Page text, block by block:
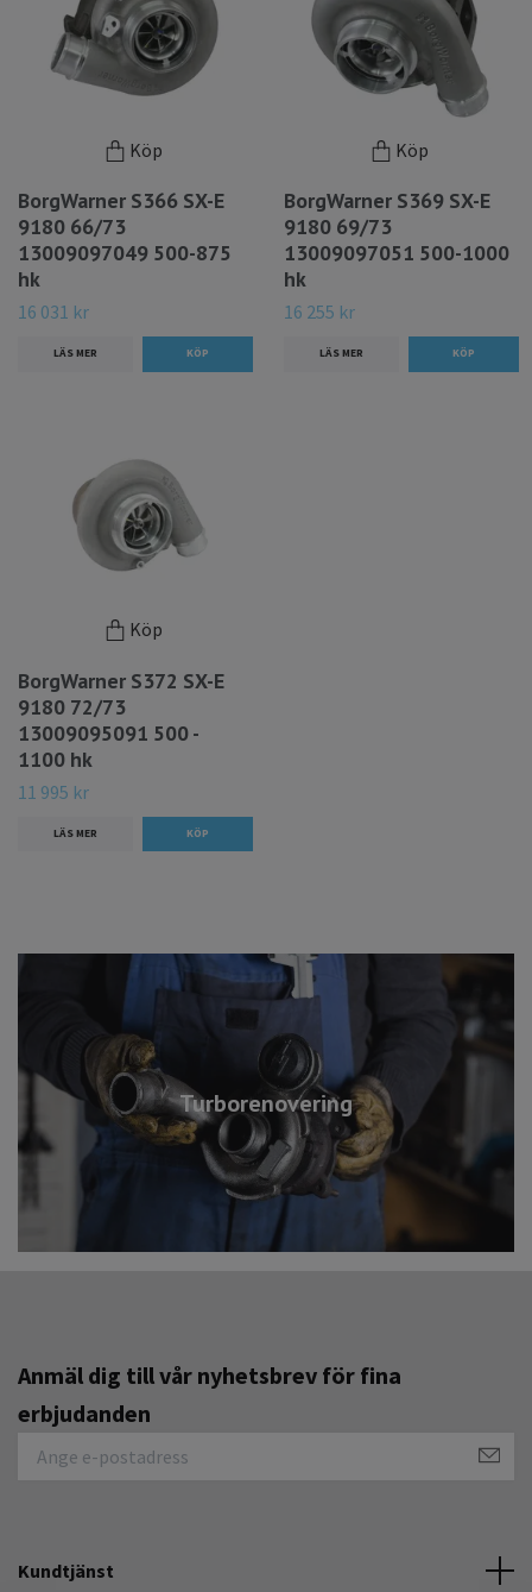
Turborenovering
Köp
BorgWarner S366 SX-E
9180 66/73
13009097049 500-875
hk
16 031 kr
LÄS MER
Köp
BorgWarner S369 SX-E
9180 69/73
13009097051 500-1000
hk
16 255 kr
LÄS MER
Köp
BorgWarner S372 SX-E
9180 72/73
13009095091 500 -
1100 hk
11 995 kr
LÄS MER
Anmäl dig till vår nyhetsbrev för fina
erbjudanden
Kundtjänst